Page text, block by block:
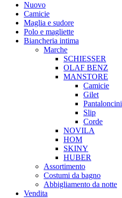
Nuovo
Camicie
Maglia e sudore
Polo e magliette
Biancheria intima
Marche
SCHIESSER
OLAF BENZ
MANSTORE
Camicie
Gilet
Pantaloncini
Slip
Corde
NOVILA
HOM
SKINY
HUBER
Assortimento
Costumi da bagno
Abbigliamento da notte
Vendita